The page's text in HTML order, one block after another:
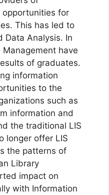
opportunities for
This has led to
Data Analysis. In
have
of graduates.
information
to the
such as
information and
the traditional LIS
longer offer LIS
the patterns of
Library
impact on
with Information